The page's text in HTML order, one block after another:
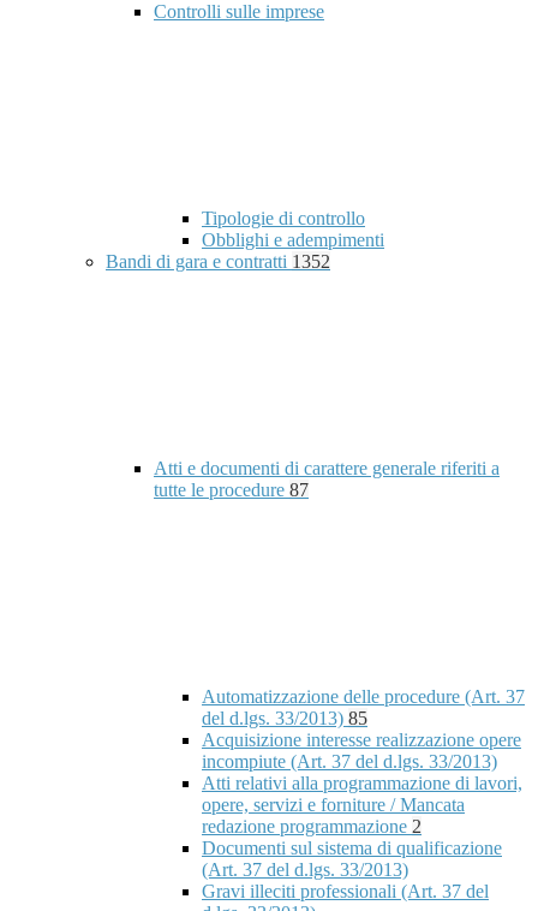
Controlli sulle imprese
Tipologie di controllo
Obblighi e adempimenti
Bandi di gara e contratti 1352
Atti e documenti di carattere generale riferiti a
tutte le procedure 87
Automatizzazione delle procedure (Art. 37
del d.lgs. 33/2013) 85
Acquisizione interesse realizzazione opere
incompiute (Art. 37 del d.lgs. 33/2013)
Atti relativi alla programmazione di lavori,
opere, servizi e forniture / Mancata
redazione programmazione 2
Documenti sul sistema di qualificazione
(Art. 37 del d.lgs. 33/2013)
Gravi illeciti professionali (Art. 37 del